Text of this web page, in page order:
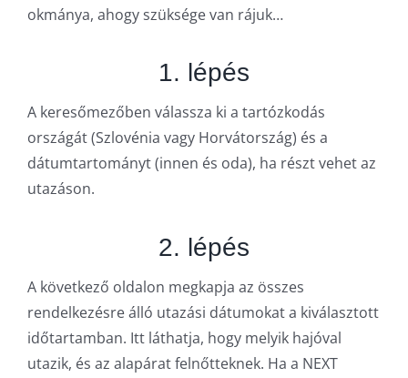
okmánya, ahogy szüksége van rájuk…
1. lépés
A keresőmezőben válassza ki a tartózkodás
országát (Szlovénia vagy Horvátország) és a
dátumtartományt (innen és oda), ha részt vehet az
utazáson.
2. lépés
A következő oldalon megkapja az összes
rendelkezésre álló utazási dátumokat a kiválasztott
időtartamban. Itt láthatja, hogy melyik hajóval
utazik, és az alapárat felnőtteknek. Ha a NEXT